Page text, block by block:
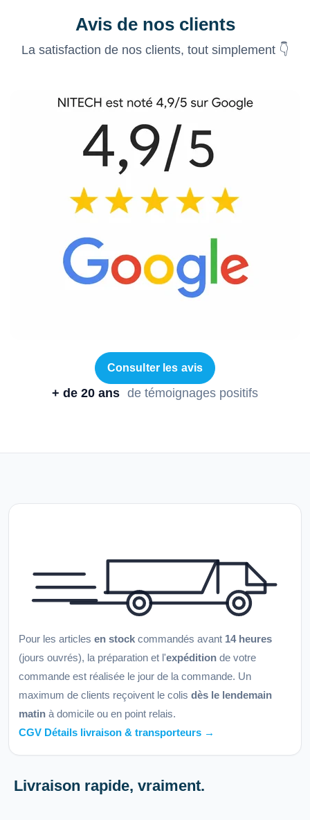
Avis de nos clients
La satisfaction de nos clients, tout simplement 👇
Consulter les avis
+ de 20 ans de témoignages positifs
Pour les articles en stock commandés avant 14 heures
(jours ouvrés), la préparation et l'expédition de votre
commande est réalisée le jour de la commande. Un
maximum de clients reçoivent le colis dès le lendemain
matin à domicile ou en point relais.
CGV Détails livraison & transporteurs →
Livraison rapide, vraiment.